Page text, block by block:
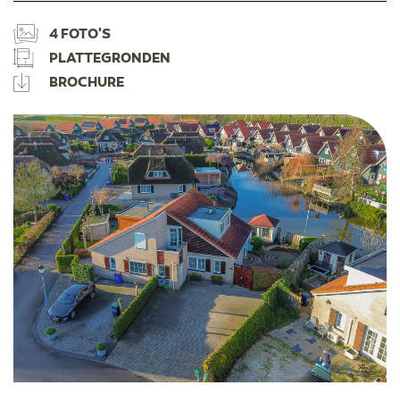
4 FOTO'S
PLATTEGRONDEN
BROCHURE